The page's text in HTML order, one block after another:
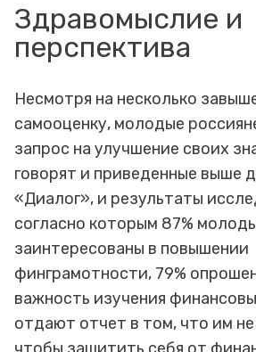
Здравомыслие и
перспектива
Несмотря на несколько
самооценку, молодые
запрос на улучшение своих
говорят и приведенные выше
«Диалог», и результаты
согласно которым 87%
заинтересованы в повышении
финграмотности, 79%
важность изучения
отдают отчет в том, что им